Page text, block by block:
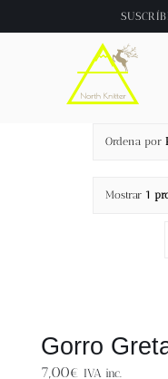
al
Ordena por
Mostrar 1
Gorro
7,00€ IVA inc.